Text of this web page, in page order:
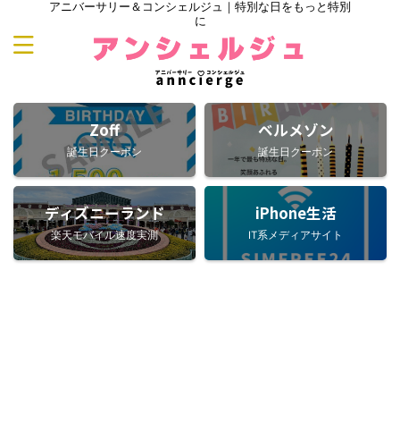
アニバーサリー＆コンシェルジュ｜特別な日をもっと特別
に
Zoff
誕生日クーポン
ベルメゾン
誕生日クーポン
ディズニーランド
楽天モバイル速度実測
iPhone生活
IT系メディアサイト